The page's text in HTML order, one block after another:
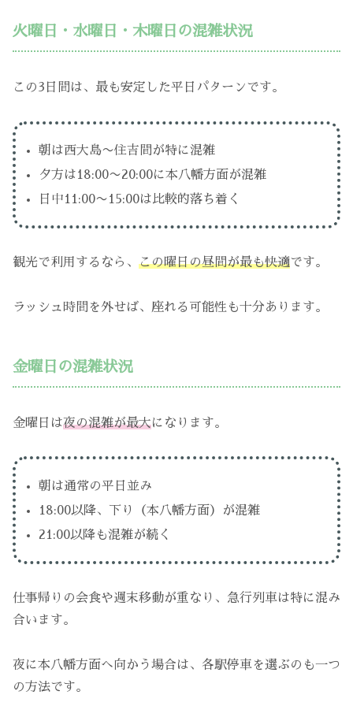
火曜日・水曜日・木曜日の混雑状況
この3日間は、最も安定した平日パターンです。
朝は西大島〜住吉間が特に混雑
夕方は18:00〜20:00に本八幡方面が混雑
日中11:00〜15:00は比較的落ち着く
観光で利用するなら、 この曜日の昼間が最も快適です。
ラッシュ時間を外せば、座れる可能性も十分あります。
金曜日の混雑状況
金曜日は夜の混雑が最大になります。
朝は通常の平日並み
18:00以降、下り（本八幡方面）が混雑
21:00以降も混雑が続く
仕事帰りの会食や週末移動が重なり、急行列車は特に混み
合います。
夜に本八幡方面へ向かう場合は、各駅停車を選ぶのも一つ
の方法です。